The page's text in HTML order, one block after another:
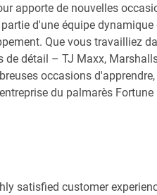
apporte de nouvelles
d'une équipe
Que vous travailliez
détail – TJ Maxx,
occasions
du palmarès
satisfied customer